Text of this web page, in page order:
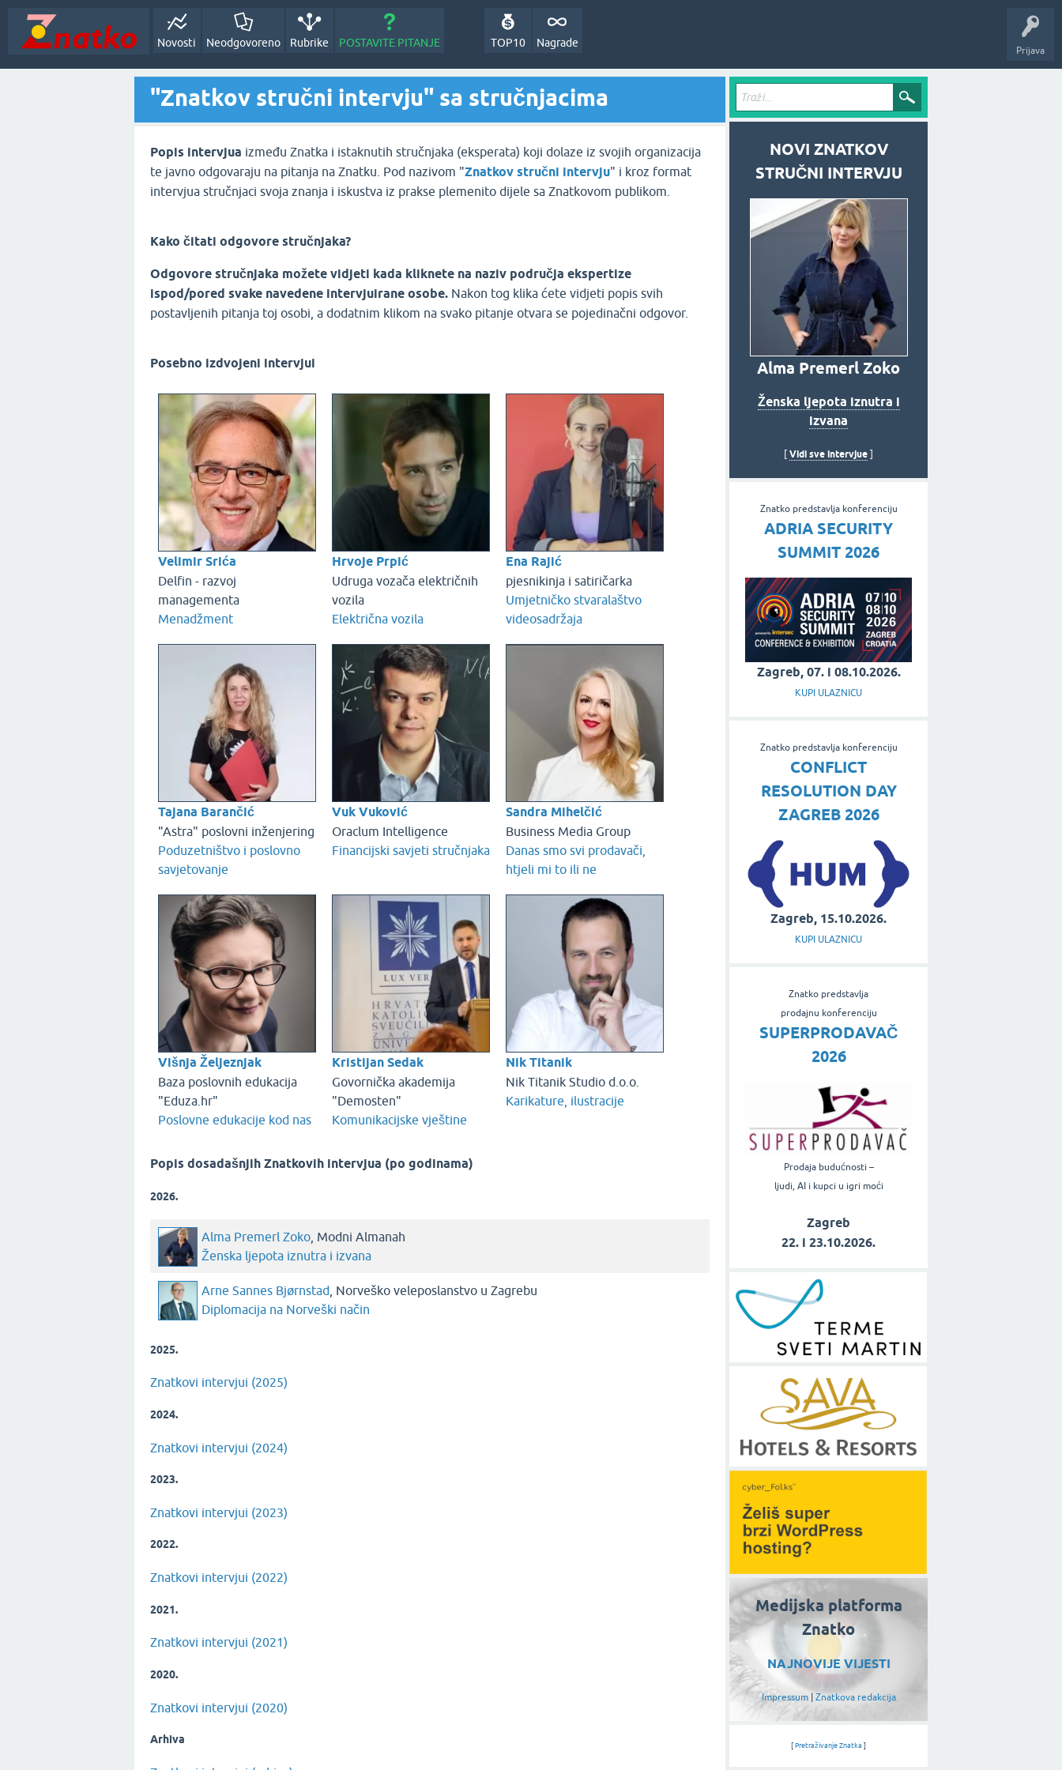
Prijava
Novosti Neodgovoreno Rubrike POSTAVITE PITANJE Nagrade
TOP10
"Znatkov stručni intervju" sa stručnjacima
Popis intervjua između Znatka i istaknutih stručnjaka (eksperata) koji dolaze iz svojih organizacija
te javno odgovaraju na pitanja na Znatku. Pod nazivom "Znatkov stručni intervju" i kroz format
intervjua stručnjaci svoja znanja i iskustva iz prakse plemenito dijele sa Znatkovom publikom.
Kako čitati odgovore stručnjaka?
Odgovore stručnjaka možete vidjeti kada kliknete na naziv područja ekspertize
ispod/pored svake navedene intervjuirane osobe. Nakon tog klika ćete vidjeti popis svih
postavljenih pitanja toj osobi, a dodatnim klikom na svako pitanje otvara se pojedinačni odgovor.
Posebno izdvojeni intervjui
Velimir Srića
Delfin - razvoj
managementa
Menadžment
Hrvoje Prpić
Udruga vozača električnih
vozila
Električna vozila
Ena Rajić
pjesnikinja i satiričarka
Umjetničko stvaralaštvo
videosadržaja
Tajana Barančić
"Astra" poslovni inženjering
Poduzetništvo i poslovno
savjetovanje
Vuk Vuković
Oraclum Intelligence
Financijski savjeti stručnjaka
Sandra Mihelčić
Business Media Group
Danas smo svi prodavači,
htjeli mi to ili ne
Višnja Željeznjak
Baza poslovnih edukacija
"Eduza.hr"
Poslovne edukacije kod nas
Kristijan Sedak
Govornička akademija
"Demosten"
Komunikacijske vještine
Nik Titanik
Nik Titanik Studio d.o.o.
Karikature, ilustracije
Popis dosadašnjih Znatkovih intervjua (po godinama)
2026.
Alma Premerl Zoko , Modni Almanah
Ženska ljepota iznutra i izvana
Arne Sannes Bjørnstad , Norveško veleposlanstvo u Zagrebu
Diplomacija na Norveški način
2025.
Znatkovi intervjui (2025)
2024.
Znatkovi intervjui (2024)
2023.
Znatkovi intervjui (2023)
2022.
Znatkovi intervjui (2022)
2021.
Znatkovi intervjui (2021)
2020.
Znatkovi intervjui (2020)
Arhiva
NOVI ZNATKOV
STRUČNI INTERVJU
Alma Premerl Zoko
Ženska ljepota iznutra i
izvana
Vidi sve intervjue
Znatko predstavlja konferenciju
ADRIA SECURITY
SUMMIT 2026
Zagreb, 07. i 08.10.2026.
KUPI ULAZNICU
Znatko predstavlja konferenciju
CONFLICT
RESOLUTION DAY
ZAGREB 2026
Zagreb, 15.10.2026.
KUPI ULAZNICU
Znatko predstavlja
prodajnu konferenciju
SUPERPRODAVAČ
2026
Prodaja budućnosti –
ljudi, AI i kupci u igri moći
Zagreb
22. i 23.10.2026.
Medijska platforma
Znatko
NAJNOVIJE VIJESTI
Impressum| Znatkova redakcija
[ Pretraživanje Znatka ]